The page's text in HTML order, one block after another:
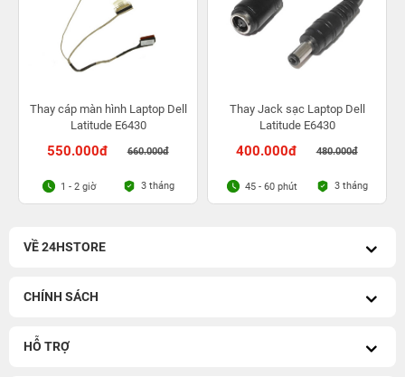
Thay cáp màn hình Laptop Dell
Latitude E6430
550.000đ 660.000đ
1 - 2 giờ 3 tháng
Thay Jack sạc Laptop Dell
Latitude E6430
400.000đ 480.000đ
45 - 60 phút 3 tháng
VỀ 24HSTORE
CHÍNH SÁCH
HỖ TRỢ